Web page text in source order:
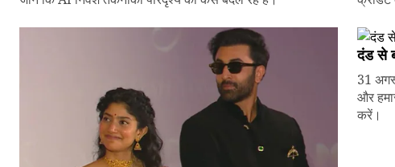
दंड से
31
और
करें।